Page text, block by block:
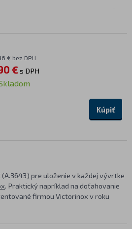
€ bez DPH
€s DPH
Kúpiť
pre uloženie v každej vývrtke
. Praktický napríklad na doťahovanie
firmou Victorinox v roku